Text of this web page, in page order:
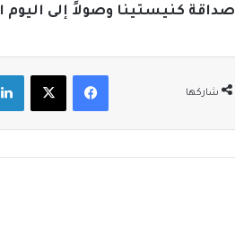
صداقة كنيستينا وصولاً إلى
شاركها
فيسبوك